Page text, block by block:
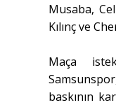
Musaba,
Kılınç ve
Maça
baskının